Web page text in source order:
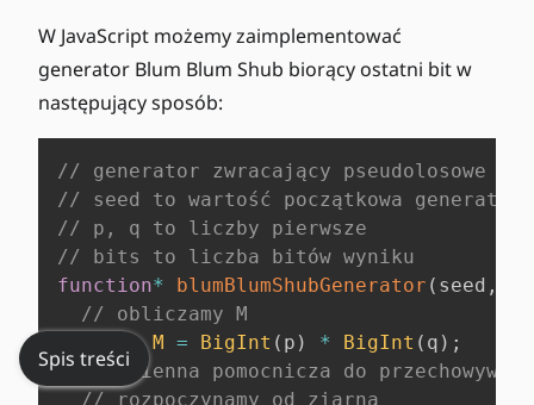
Spis treści
W JavaScript możemy zaimplementować
generator Blum Blum Shub biorący ostatni bit w
następujący sposób:
// generator zwracający pseudolosowe
// seed to wartość początkowa
// p, q to liczby pierwsze
// bits to liczba bitów wyniku
function* blumBlumShubGenerator ( seed ,
// obliczamy M
const M = BigInt ( p ) * BigInt ( q ) ;
// zmienna pomocnicza do
// rozpoczynamy od ziarna